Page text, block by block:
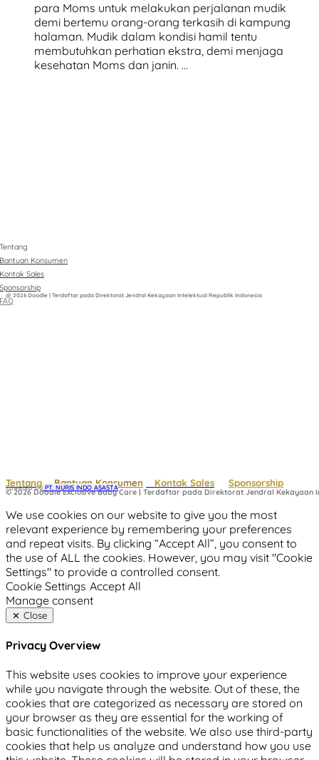
para Moms untuk melakukan perjalanan mudik
demi bertemu orang-orang terkasih di kampung
halaman. Mudik dalam kondisi hamil tentu
membutuhkan perhatian ekstra, demi menjaga
kesehatan Moms dan janin. …
Tentang
Bantuan Konsumen
Kontak Sales
Sponsorship
FAQ
@ 2026 Doodle | Terdaftar pada Direktorat Jendral Kekayaan Intelektual Republik Indonesia
Tentang Bantuan Konsumen Kontak Sales Sponsorship
© 2026 Doodle Exclusive Baby Care | Terdaftar pada Direktorat Jendral Kekayaan
Powered by PT. NURIS INDO ASASTA
We use cookies on our website to give you the most
relevant experience by remembering your preferences
and repeat visits. By clicking “Accept All”, you consent to
the use of ALL the cookies. However, you may visit "Cookie
Settings" to provide a controlled consent.
Cookie Settings Accept All
Manage consent
Close
Privacy Overview
This website uses cookies to improve your experience
while you navigate through the website. Out of these, the
cookies that are categorized as necessary are stored on
your browser as they are essential for the working of
basic functionalities of the website. We also use third-party
cookies that help us analyze and understand how you use